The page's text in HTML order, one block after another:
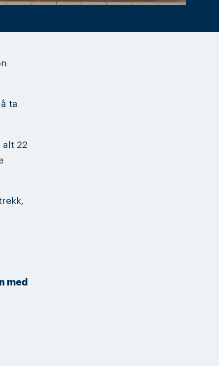
ta
alt 22
med